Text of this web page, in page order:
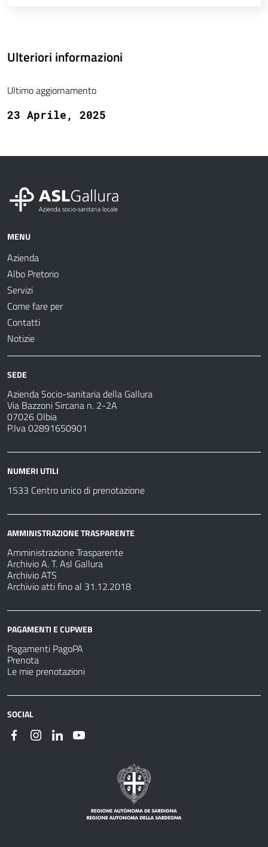
Ulteriori informazioni
Ultimo aggiornamento
23 Aprile, 2025
MENU
Azienda
Albo Pretorio
Servizi
Come fare per
Contatti
Notizie
SEDE
Azienda Socio-sanitaria della Gallura
Via Bazzoni Sircana n. 2-2A
07026 Olbia
P.Iva 02891650901
NUMERI UTILI
1533 Centro unico di prenotazione
AMMINISTRAZIONE TRASPARENTE
Amministrazione Trasparente
Archivio A. T. Asl Gallura
Archivio ATS
Archivio atti fino al 31.12.2018
PAGAMENTI E CUPWEB
Pagamenti PagoPA
Prenota
Le mie prenotazioni
SOCIAL